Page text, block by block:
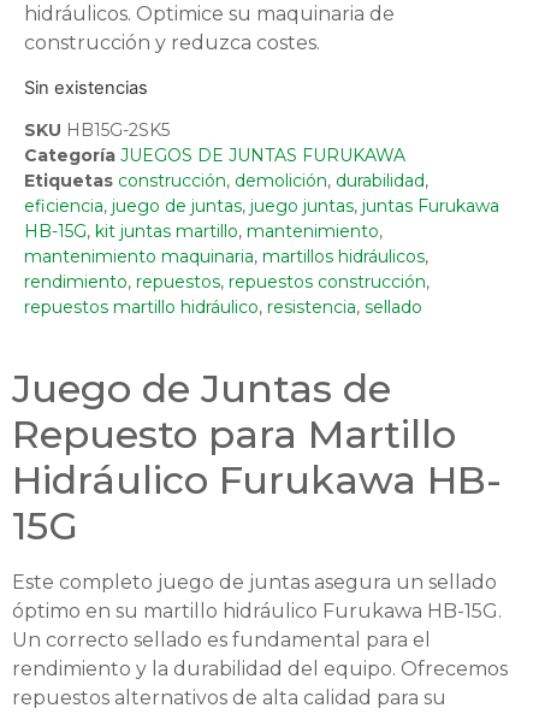
hidráulicos. Optimice su maquinaria de
construcción y reduzca costes.
Sin existencias
SKU HB15G-2SK5
Categoría JUEGOS DE JUNTAS FURUKAWA
Etiquetas construcción, demolición, durabilidad,
eficiencia, juego de juntas, juego juntas, juntas Furukawa
HB-15G, kit juntas martillo, mantenimiento,
mantenimiento maquinaria, martillos hidráulicos,
rendimiento, repuestos, repuestos construcción,
repuestos martillo hidráulico, resistencia, sellado
Juego de Juntas de
Repuesto para Martillo
Hidráulico Furukawa HB-
15G
Este completo juego de juntas asegura un sellado
óptimo en su martillo hidráulico Furukawa HB-15G.
Un correcto sellado es fundamental para el
rendimiento y la durabilidad del equipo. Ofrecemos
repuestos alternativos de alta calidad para su